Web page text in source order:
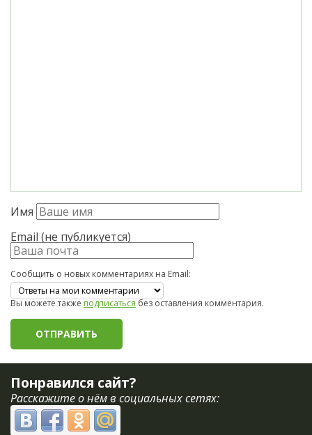
Имя
Email (не публикуется)
Сообщить о новых комментариях на Email:
Вы можете такжеподписатьсябез оставления комментария.
Понравился сайт?
Расскажите о нём в социальных сетях: